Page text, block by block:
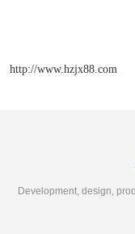
http://www.hzjx88.com